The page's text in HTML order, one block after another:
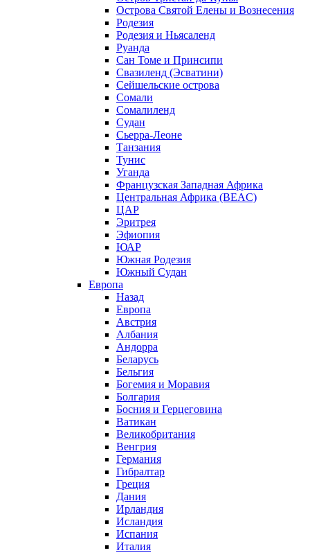
Острова Святой Елены и Вознесения
Родезия
Родезия и Ньясаленд
Руанда
Сан Томе и Принсипи
Свазиленд (Эсватини)
Сейшельские острова
Сомали
Сомалиленд
Судан
Сьерра-Леоне
Танзания
Тунис
Уганда
Французская Западная Африка
Центральная Африка (BEAC)
ЦАР
Эритрея
Эфиопия
ЮАР
Южная Родезия
Южный Судан
Европа
Назад
Европа
Австрия
Албания
Андорра
Беларусь
Бельгия
Богемия и Моравия
Болгария
Босния и Герцеговина
Ватикан
Великобритания
Венгрия
Германия
Гибралтар
Греция
Дания
Ирландия
Исландия
Испания
Италия